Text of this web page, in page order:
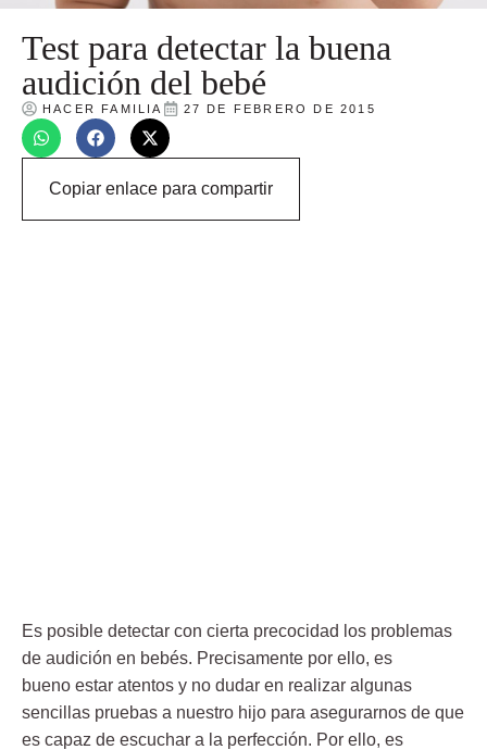
Test para detectar la buena
audición del bebé
HACER FAMILIA 27 DE FEBRERO DE 2015
Copiar enlace para compartir
Es posible detectar con cierta precocidad los problemas
de audición en bebés. Precisamente por ello, es
bueno estar atentos y no dudar en realizar algunas
sencillas pruebas a nuestro hijo para asegurarnos de que
es capaz de escuchar a la perfección. Por ello, es